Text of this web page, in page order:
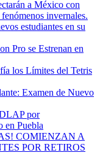
a México con
invernales.
estudiantes en su
Pro se Estrenan en
los Límites del Tetris
Examen de Nuevo
por
en Puebla
COMIENZAN A
POR RETIROS